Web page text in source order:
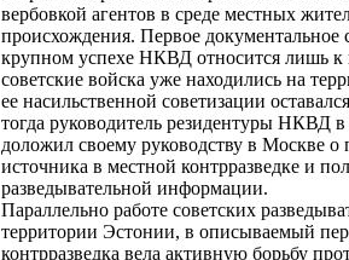
вербовкой агентов в среде местных
происхождения. Первое документальное
крупном успехе НКВД относится лишь к
советские войска уже находились на
ее насильственной советизации
тогда руководитель резидентуры НКВД
доложил своему руководству в Москве о
источника в местной контрразведке и
разведывательной информации.
Параллельно работе советских
территории Эстонии, в описываемый
контрразведка вела активную борьбу